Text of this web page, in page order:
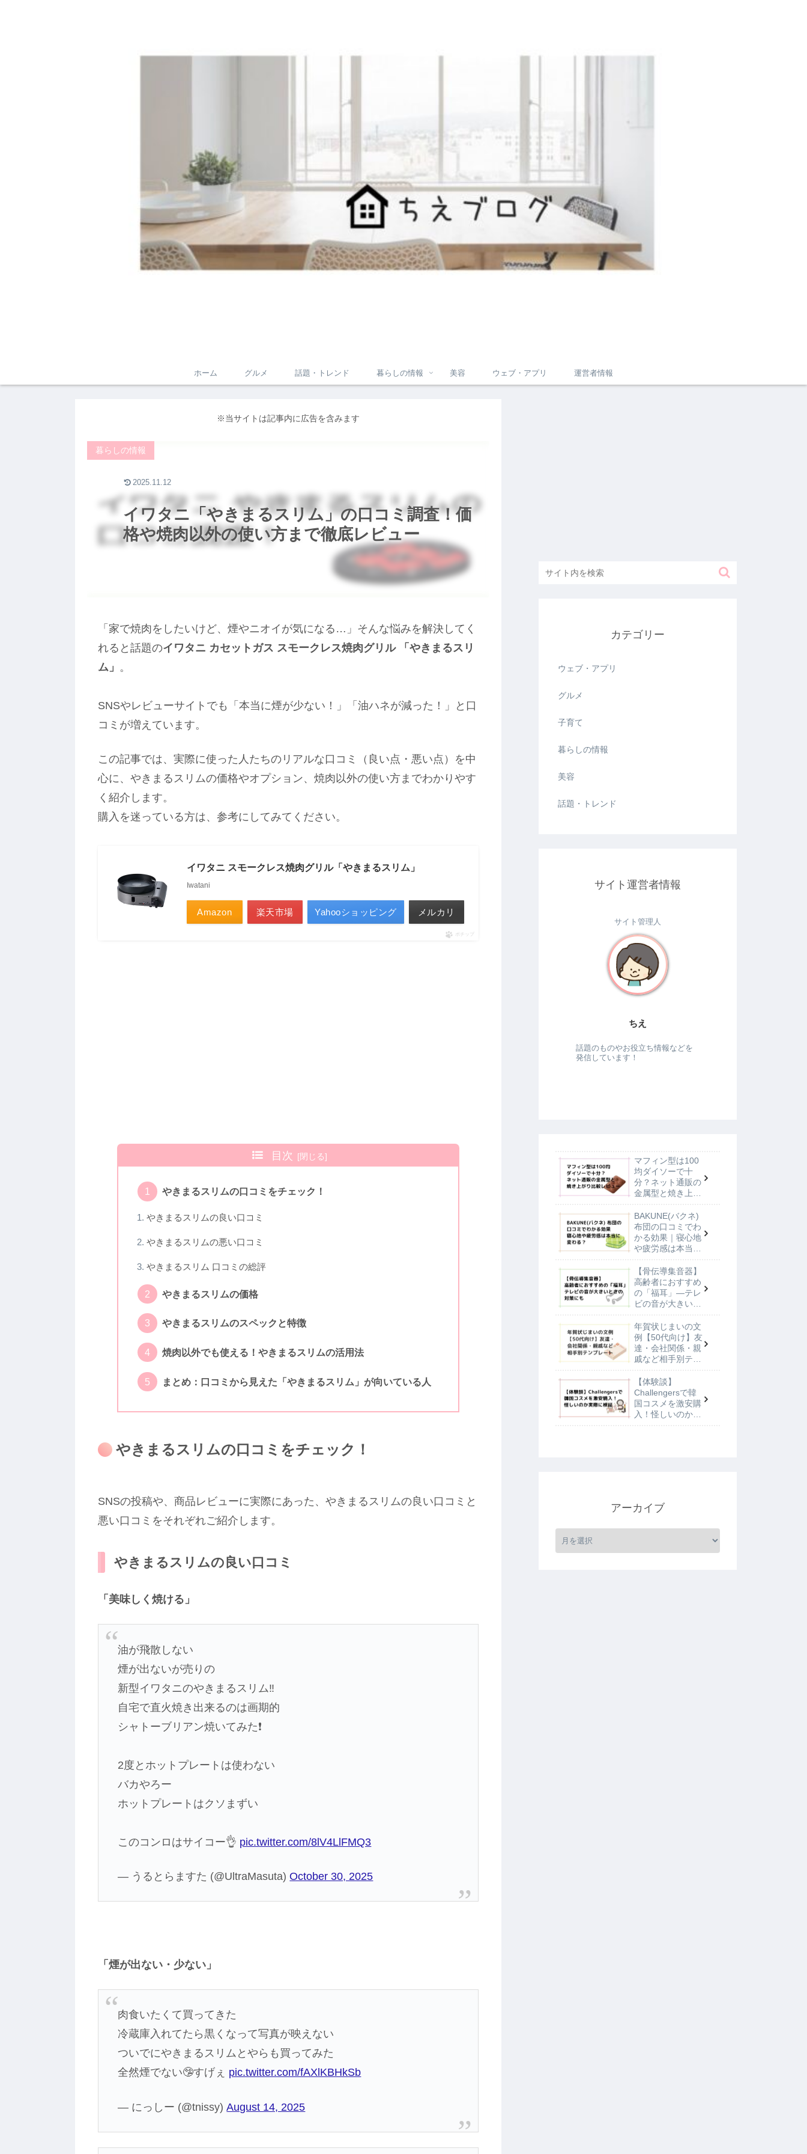
ホーム グルメ 話題・トレンド 暮らしの情報 美容 ウェブ・アプリ 運営者情報
※当サイトは記事内に広告を含みます
イワタニ「やきまるスリム」の口コミ調査！価
格や焼肉以外の使い方まで徹底レビュー
暮らしの情報
2025.11.12
「家で焼肉をしたいけど、煙やニオイが気になる…」そんな悩みを解決してく
れると話題のイワタニ カセットガス スモークレス焼肉グリル 「やきまるスリ
ム」 。
SNSやレビューサイトでも「本当に煙が少ない！」「油ハネが減った！」と口
コミが増えています。
この記事では、実際に使った人たちのリアルな口コミ（良い点・悪い点）を中
心に、やきまるスリムの価格やオプション、焼肉以外の使い方までわかりやす
く紹介します。
購入を迷っている方は、参考にしてみてください。
イワタニ スモークレス焼肉グリル「やきまるスリム」
Iwatani
Amazon 楽天市場 Yahooショッピング メルカリ
ポチップ
目次
やきまるスリムの口コミをチェック！
やきまるスリムの良い口コミ
やきまるスリムの悪い口コミ
やきまるスリム 口コミの総評
やきまるスリムの価格
やきまるスリムのスペックと特徴
焼肉以外でも使える！やきまるスリムの活用法
まとめ：口コミから見えた「やきまるスリム」が向いている人
やきまるスリムの口コミをチェック！
SNSの投稿や、商品レビューに実際にあった、やきまるスリムの良い口コミと
悪い口コミをそれぞれご紹介します。
やきまるスリムの良い口コミ
「美味しく焼ける」
油が飛散しない
煙が出ないが売りの
新型イワタニのやきまるスリム‼️
自宅で直火焼き出来るのは画期的
シャトーブリアン焼いてみた❗️
2度とホットプレートは使わない
バカやろー
ホットプレートはクソまずい
このコンロはサイコー👌 pic.twitter.com/8lV4LlFMQ3
— うるとらますた (@UltraMasuta)October 30, 2025
「煙が出ない・少ない」
肉食いたくて買ってきた
冷蔵庫入れてたら黒くなって写真が映えない
ついでにやきまるスリムとやらも買ってみた
全然煙でない🤥すげぇ pic.twitter.com/fAXlKBHkSb
— にっしー (@tnissy)August 14, 2025
カテゴリー
ウェブ・アプリ
グルメ
子育て
暮らしの情報
美容
話題・トレンド
サイト運営者情報
サイト管理人
ちえ
話題のものやお役立ち情報などを
発信しています！
マフィン型は100
均ダイソーで十
分？ネット通販の
金属型と焼き上が
BAKUNE(バクネ)
布団の口コミでわ
かる効果｜寝心地
や疲労感は本当に
【骨伝導集音器】
高齢者におすすめ
の「福耳」—テレ
ビの音が大きいと
年賀状じまいの文
例【50代向け】友
達・会社関係・親
戚など相手別テン
【体験談】
Challengersで韓
国コスメを激安購
入！怪しいのか実
アーカイブ